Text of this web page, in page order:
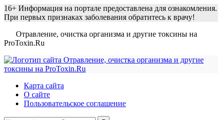
16+ Информация на портале предоставлена для ознакомления.
При первых признаках заболевания обратитесь к врачу!
Отравление, очистка организма и другие токсины на
ProToxin.Ru
Карта сайта
О сайте
Пользовательское соглашение